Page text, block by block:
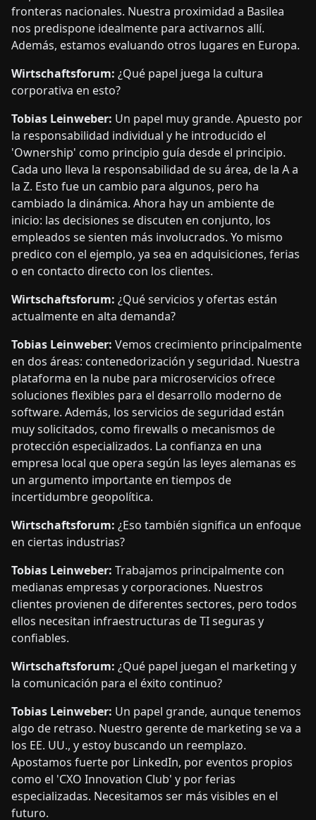
fronteras nacionales. Nuestra proximidad a Basilea
nos predispone idealmente para activarnos allí.
Además, estamos evaluando otros lugares en Europa.
Wirtschaftsforum: ¿Qué papel juega la cultura
corporativa en esto?
Tobias Leinweber: Un papel muy grande. Apuesto por
la responsabilidad individual y he introducido el
'Ownership' como principio guía desde el principio.
Cada uno lleva la responsabilidad de su área, de la A a
la Z. Esto fue un cambio para algunos, pero ha
cambiado la dinámica. Ahora hay un ambiente de
inicio: las decisiones se discuten en conjunto, los
empleados se sienten más involucrados. Yo mismo
predico con el ejemplo, ya sea en adquisiciones, ferias
o en contacto directo con los clientes.
Wirtschaftsforum: ¿Qué servicios y ofertas están
actualmente en alta demanda?
Tobias Leinweber: Vemos crecimiento principalmente
en dos áreas: contenedorización y seguridad. Nuestra
plataforma en la nube para microservicios ofrece
soluciones flexibles para el desarrollo moderno de
software. Además, los servicios de seguridad están
muy solicitados, como firewalls o mecanismos de
protección especializados. La confianza en una
empresa local que opera según las leyes alemanas es
un argumento importante en tiempos de
incertidumbre geopolítica.
Wirtschaftsforum: ¿Eso también significa un enfoque
en ciertas industrias?
Tobias Leinweber: Trabajamos principalmente con
medianas empresas y corporaciones. Nuestros
clientes provienen de diferentes sectores, pero todos
ellos necesitan infraestructuras de TI seguras y
confiables.
Wirtschaftsforum: ¿Qué papel juegan el marketing y
la comunicación para el éxito continuo?
Tobias Leinweber: Un papel grande, aunque tenemos
algo de retraso. Nuestro gerente de marketing se va a
los EE. UU., y estoy buscando un reemplazo.
Apostamos fuerte por LinkedIn, por eventos propios
como el 'CXO Innovation Club' y por ferias
especializadas. Necesitamos ser más visibles en el
futuro.